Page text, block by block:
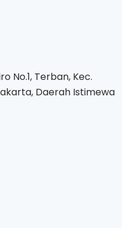
No.1, Terban, Kec.
Daerah Istimewa